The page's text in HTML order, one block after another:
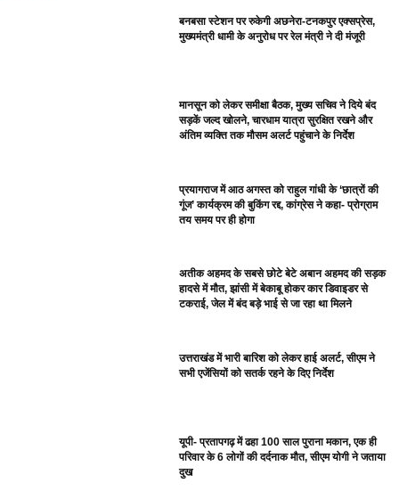
बनबसा स्टेशन पर रुकेगी अछनेरा-टनकपुर एक्सप्रेस,
मुख्यमंत्री धामी के अनुरोध पर रेल मंत्री ने दी मंजूरी
मानसून को लेकर समीक्षा बैठक, मुख्य सचिव ने दिये बंद
सड़कें जल्द खोलने, चारधाम यात्रा सुरक्षित रखने और
अंतिम व्यक्ति तक मौसम अलर्ट पहुंचाने के निर्देश
प्रयागराज में आठ अगस्त को राहुल गांधी के ‘छात्रों की
गूंज’ कार्यक्रम की बुकिंग रद्द, कांग्रेस ने कहा- प्रोग्राम
तय समय पर ही होगा
अतीक अहमद के सबसे छोटे बेटे अबान अहमद की सड़क
हादसे में मौत, झांसी में बेकाबू होकर कार डिवाइडर से
टकराई, जेल में बंद बड़े भाई से जा रहा था मिलने
उत्तराखंड में भारी बारिश को लेकर हाई अलर्ट, सीएम ने
सभी एजेंसियों को सतर्क रहने के दिए निर्देश
यूपी- प्रतापगढ़ में ढहा 100 साल पुराना मकान, एक ही
परिवार के 6 लोगों की दर्दनाक मौत, सीएम योगी ने जताया
दुख